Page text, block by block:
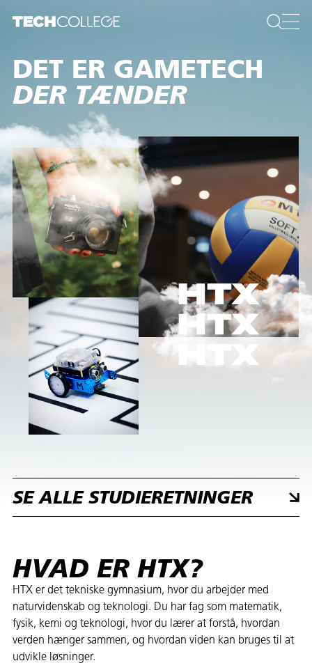
DET ER INNOVATION
DER TÆNDER
SE ALLE STUDIERETNINGER
HVAD ER HTX?
HTX er det tekniske gymnasium, hvor du arbejder med
naturvidenskab og teknologi. Du har fag som matematik,
fysik, kemi og teknologi, hvor du lærer at forstå, hvordan
verden hænger sammen, og hvordan viden kan bruges til at
udvikle løsninger.